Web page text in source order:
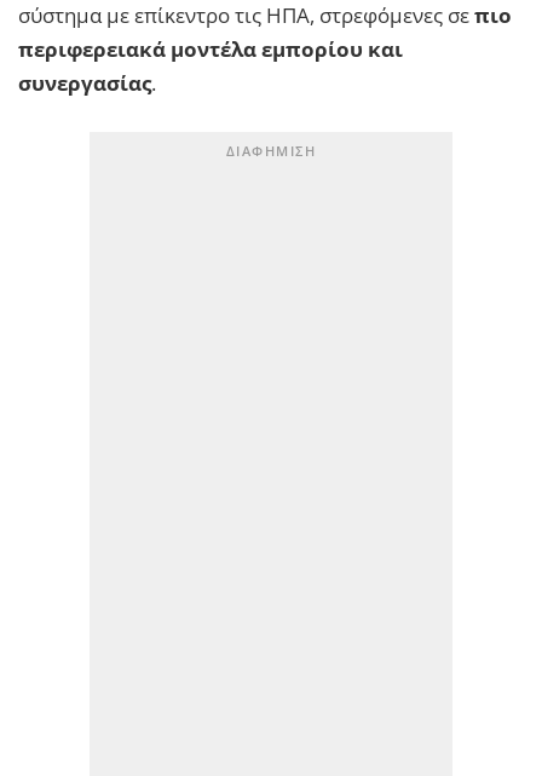
σύστημα με επίκεντρο τις ΗΠΑ, στρεφόμενες σεπιο
περιφερειακά μοντέλα εμπορίου και
συνεργασίας.